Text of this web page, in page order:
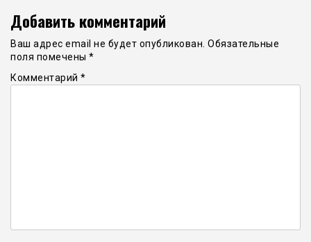
Добавить комментарий
Ваш адрес email не будет опубликован. Обязательные
поля помечены *
Комментарий *